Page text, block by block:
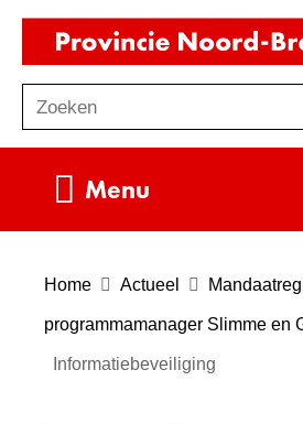
Ga
de
o
e
Zoeken
Menu
Home Actueel
programmamanager Slimme en
Informatiebeveiliging